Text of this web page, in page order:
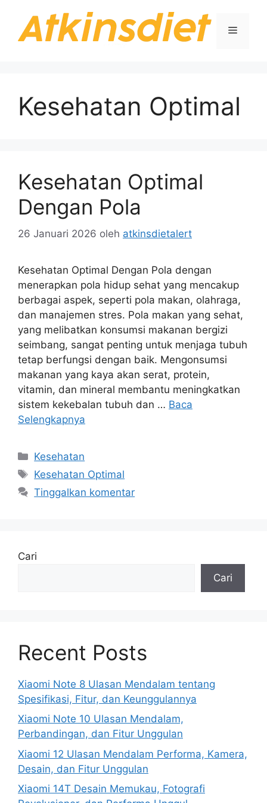
Menu
Kesehatan Optimal
Kesehatan Optimal
Dengan Pola
26 Januari 2026 oleh atkinsdietalert
Kesehatan Optimal Dengan Pola dengan
menerapkan pola hidup sehat yang mencakup
berbagai aspek, seperti pola makan, olahraga,
dan manajemen stres. Pola makan yang sehat,
yang melibatkan konsumsi makanan bergizi
seimbang, sangat penting untuk menjaga tubuh
tetap berfungsi dengan baik. Mengonsumsi
makanan yang kaya akan serat, protein,
vitamin, dan mineral membantu meningkatkan
sistem kekebalan tubuh dan … Baca
Selengkapnya
Kategori
Kesehatan
Tag
Kesehatan Optimal
Tinggalkan komentar
Cari
Cari
Recent Posts
Xiaomi Note 8 Ulasan Mendalam tentang
Spesifikasi, Fitur, dan Keunggulannya
Xiaomi Note 10 Ulasan Mendalam,
Perbandingan, dan Fitur Unggulan
Xiaomi 12 Ulasan Mendalam Performa, Kamera,
Desain, dan Fitur Unggulan
Xiaomi 14T Desain Memukau, Fotografi